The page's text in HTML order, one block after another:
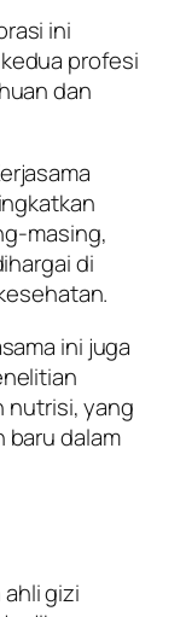
ini
profesi
dan
masing,
di
ini juga
nutrisi, yang
baru dalam
gizi